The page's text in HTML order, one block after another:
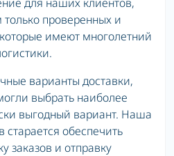
проверенных и
имеют многолетний
варианты доставки,
выбрать наиболее
выгодный вариант. Наша
обеспечить
заказов и отправку